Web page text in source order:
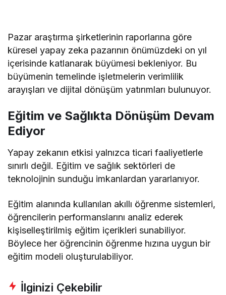
Pazar araştırma şirketlerinin raporlarına göre
küresel yapay zeka pazarının önümüzdeki on yıl
içerisinde katlanarak büyümesi bekleniyor. Bu
büyümenin temelinde işletmelerin verimlilik
arayışları ve dijital dönüşüm yatırımları bulunuyor.
Eğitim ve Sağlıkta Dönüşüm Devam
Ediyor
Yapay zekanın etkisi yalnızca ticari faaliyetlerle
sınırlı değil. Eğitim ve sağlık sektörleri de
teknolojinin sunduğu imkanlardan yararlanıyor.
Eğitim alanında kullanılan akıllı öğrenme sistemleri,
öğrencilerin performanslarını analiz ederek
kişiselleştirilmiş eğitim içerikleri sunabiliyor.
Böylece her öğrencinin öğrenme hızına uygun bir
eğitim modeli oluşturulabiliyor.
İlginizi Çekebilir